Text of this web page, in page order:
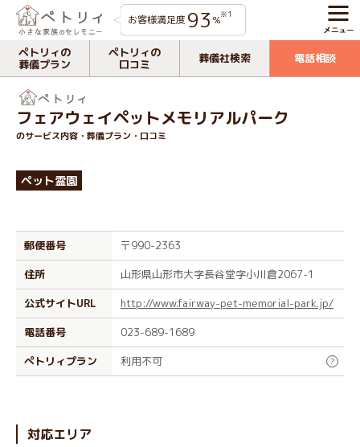
お客様満足度 93 %※1
ペトリィの
葬儀プラン
ペトリィの
口コミ
葬儀社検索 電話相談
フェアウェイペットメモリアルパーク
のサービス内容・葬儀プラン・口コミ
ペット霊園
郵便番号
〒990-2363
住所
山形県山形市大字長谷堂字小川倉2067-1
公式サイトURL
http://www.fairway-pet-memorial-park.jp/
電話番号
023-689-1689
ぺトリィプラン
利用不可 ?
対応エリア